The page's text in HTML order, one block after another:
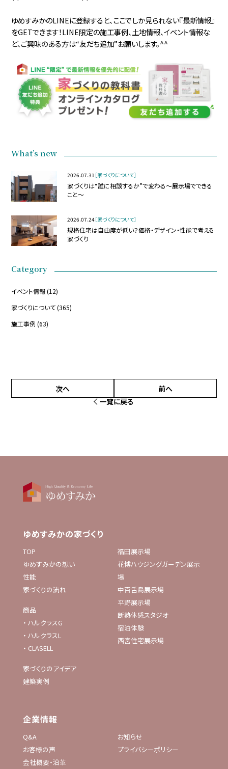
ゆめすみかのLINEに登録すると、ここでしか見られない『最新情報』
をGETできます！LINE限定の施工事例、土地情報、イベント情報な
ど、ご興味のある方は“友だち追加”お願いします。^^
What’s new
2026.07.31 ［家づくりについて］
家づくりは“誰に相談するか”で変わる～展示場でできる
こと～
2026.07.24［家づくりについて］
規格住宅は自由度が低い？価格・デザイン・性能で考える
家づくり
Category
イベント情報(12)
家づくりについて(365)
施工事例 (63)
次へ
前へ
一覧に戻る
ゆめすみかの家づくり
TOP
ゆめすみかの想い
性能
家づくりの流れ
商品
・ ハルクラスG
・ ハルクラスL
・ CLASELL
家づくりのアイデア
建築実例
福田展示場
花博ハウジングガーデン展示
場
中百舌鳥展示場
平野展示場
断熱体感スタジオ
宿泊体験
西宮住宅展示場
企業情報
Q&A
お客様の声
会社概要・沿革
お知らせ
プライバシーポリシー